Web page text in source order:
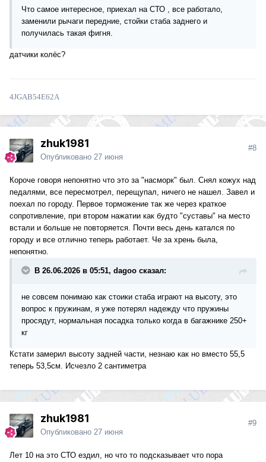
Что самое интересное, приехал на СТО , все работало,
заменили рычаги передние, стойки стаба заднего и
получилась такая фигня.
датчики колёс?
4JGAB54E62A
zhuk1981
Опубликовано 27 июня
#8
Короче говоря непонятно что это за "насморк" был. Снял кожух над
педалями, все пересмотрел, перещупал, ничего не нашел. Завел и
поехал по городу. Первое торможение так же через краткое
сопротивление, при втором нажатии как будто "суставы" на место
встали и больше не повторяется. Почти весь день катался по
городу и все отлично теперь работает. Че за хрень была,
непонятно.
В 26.06.2026 в 05:51, dagoo сказал:
не совсем понимаю как стоики стаба играют на высоту, это
вопрос к пружинам, я уже потерял надежду что пружины
просядут, нормальная посадка только когда в багажнике 250+
кг
Кстати замерил высоту задней части, незнаю как но вместо 55,5
теперь 53,5см. Исчезло 2 сантиметра
zhuk1981
Опубликовано 27 июня
#9
Лет 10 на это СТО ездил, но что то подсказывает что пора